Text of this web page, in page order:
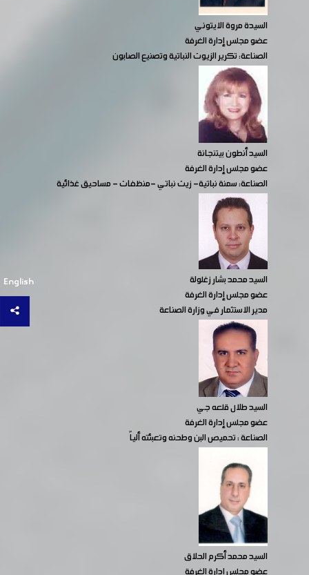
English
السيدة مروة الايتوني
عضو مجلس إدارة الغرفة
الصناعة: تكرير الزيوت النباتية وتصنيع الصابون
السيد أنطون بيتنجانة
عضو مجلس إدارة الغرفة
الصناعة: سمنة نباتية- زيت نباتي -منظفات - مساحيق غذائية
السيد محمد بشار زغلولة
عضو مجلس إدارة الغرفة
مدير الاستثمار في وزارة الصناعة
السيد طلال قلعه جي
عضو مجلس إدارة الغرفة
الصناعة : تحميص البن وطحنه وتعبئته ألياً
السيد محمد أكرم الحلاق